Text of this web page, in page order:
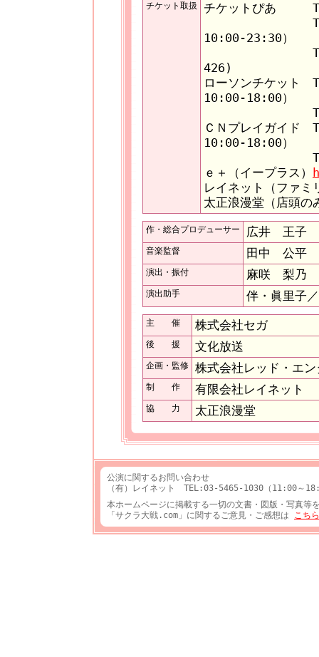
チケット取扱
チケットぴあ
TEL：0570-
10:00-23:30）
TEL：0570-
426)
ローソンチケット
10:00-18:00）
TEL：0570-
ＣＮプレイガイド
10:00-18:00）
TEL：
ｅ＋（イープラス）
レイネット（ファ
太正浪漫堂（店頭の
作・総合プロデューサー 広井 王子
音楽監督 田中 公平
演出・振付 麻咲 梨乃
演出助手 伴・眞里子
主 催 株式会社セガ
後 援 文化放送
企画・監修 株式会社レッド・エ
制 作 有限会社レイネット
協 力 太正浪漫堂
公演に関するお問い合わせ
（有）レイネット TEL:03-5465-1030（11:00～
本ホームページに掲載する一切の文書・図版・写真等
「サクラ大戦.com」に関するご意見・ご感想は こちら